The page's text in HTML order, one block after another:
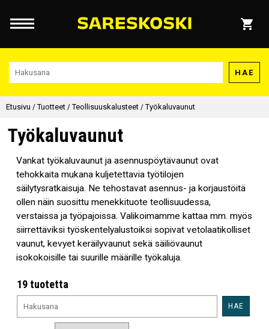
HAE
Etusivu /Tuotteet /Teollisuuskalusteet /Työkaluvaunut
Työkaluvaunut
Vankat työkaluvaunut ja asennuspöytävaunut ovat
tehokkaita mukana kuljetettavia työtilojen
säilytysratkaisuja. Ne tehostavat asennus- ja korjaustöitä
ollen näin suosittu menekkituote teollisuudessa,
verstaissa ja työpajoissa. Valikoimamme kattaa mm. myös
siirrettäviksi työskentelyalustoiksi sopivat vetolaatikolliset
vaunut, kevyet keräilyvaunut sekä säiliövaunut
isokokoisille tai suurille määrille työkaluja.
19 tuotetta
HAE